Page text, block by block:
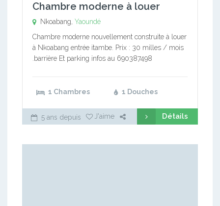
Chambre moderne à louer
Nkoabang, Yaoundé
Chambre moderne nouvellement construite à louer
à Nkoabang entrée itambe. Prix : 30 milles / mois
.barrière Et parking infos au 690387498
1 Chambres 1 Douches
5 ans depuis J'aime Détails